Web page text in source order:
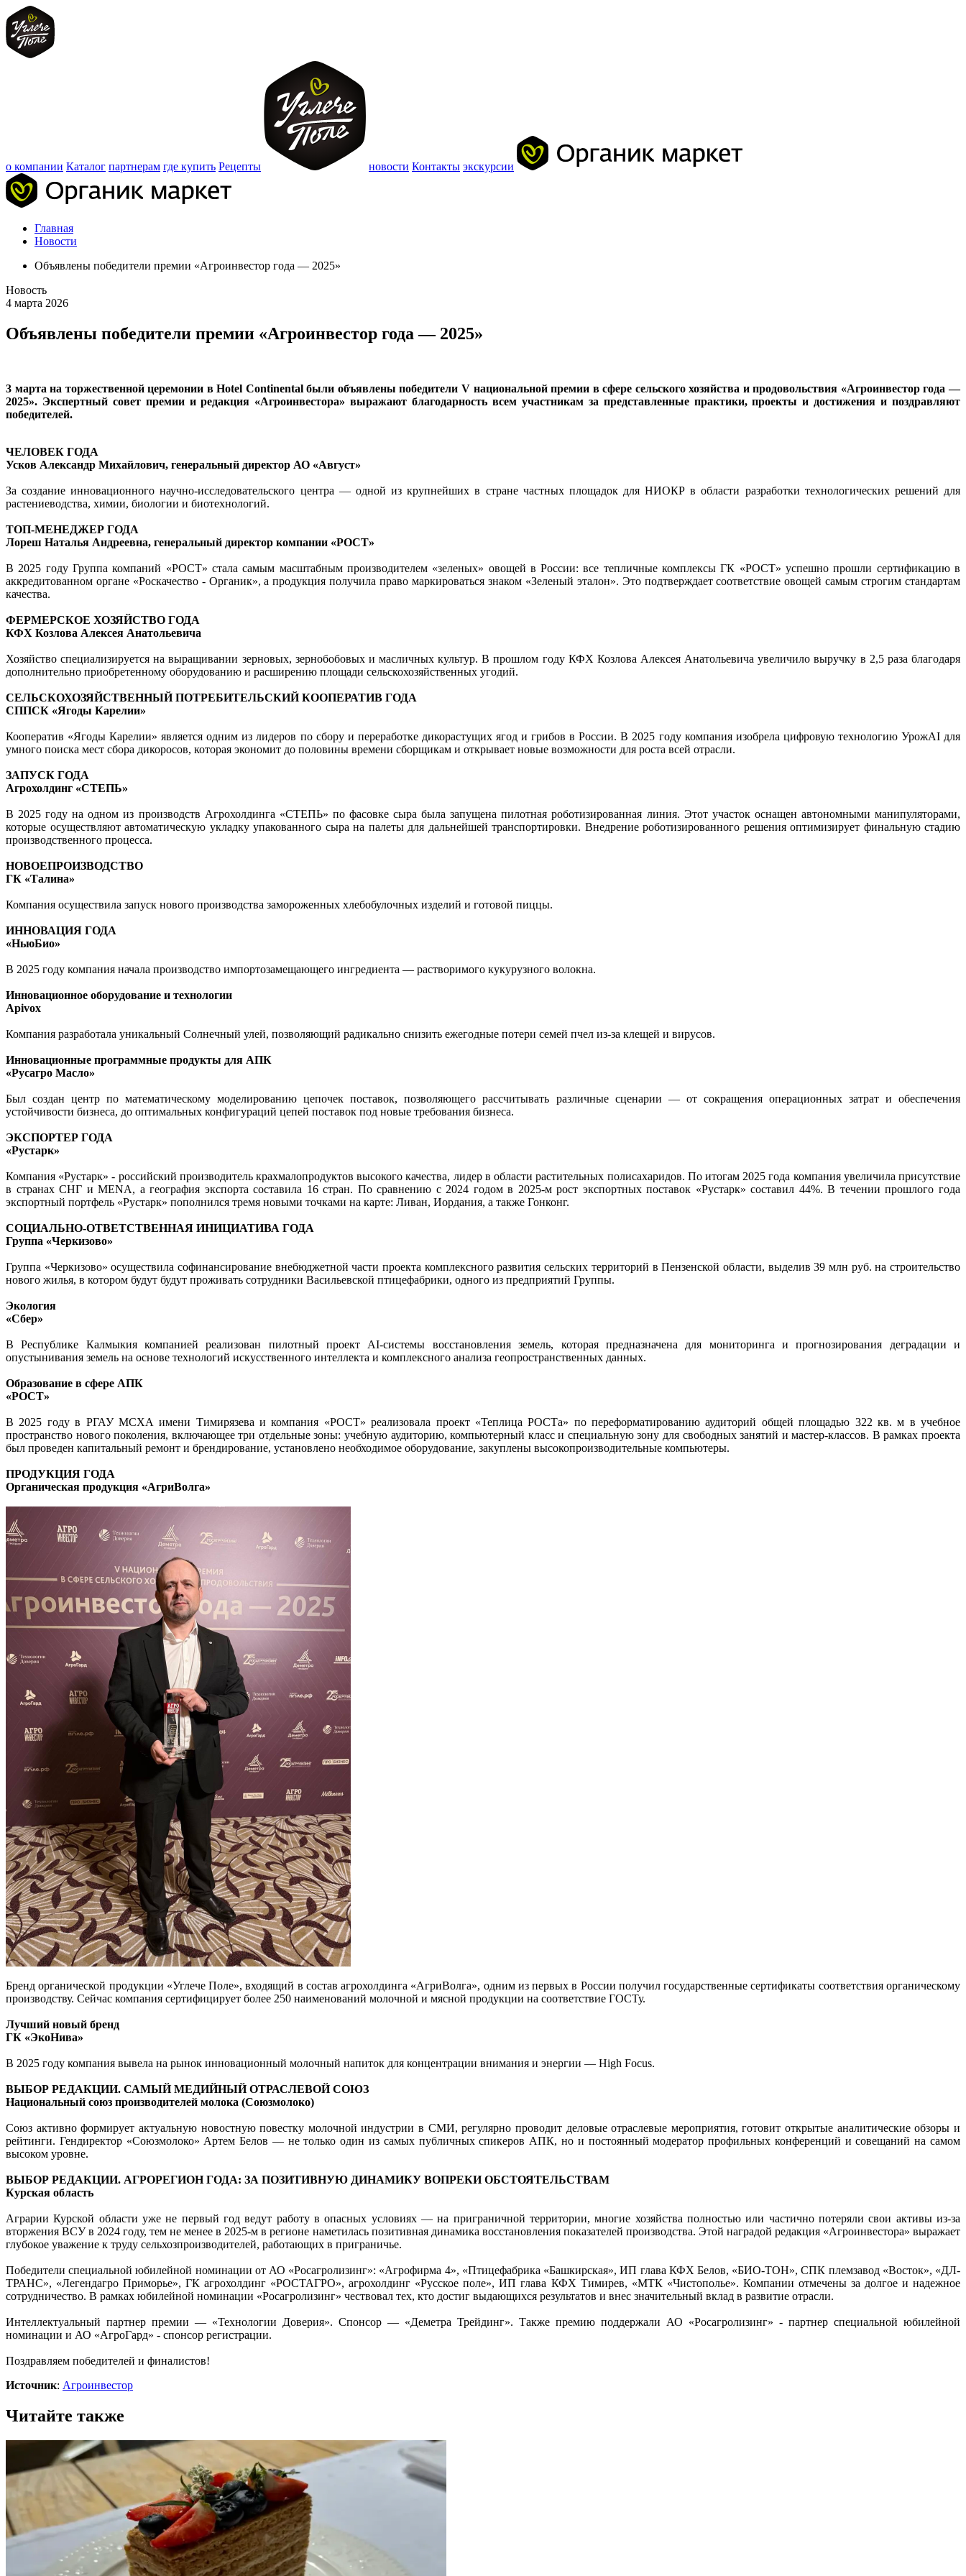
о компании Каталог партнерам где купить Рецепты новости Контакты экскурсии
Главная
Новости
Объявлены победители премии «Агроинвестор года — 2025»
Новость
4 марта 2026
Объявлены победители премии «Агроинвестор года — 2025»
3 марта на торжественной церемонии в Hotel Continental были объявлены победители V национальной премии в сфере сельского хозяйства и продовольствия «Агроинвестор года —
2025». Экспертный совет премии и редакция «Агроинвестора» выражают благодарность всем участникам за представленные практики, проекты и достижения и поздравляют
победителей.
ЧЕЛОВЕК ГОДА
Усков Александр Михайлович, генеральный директор АО «Август»
За создание инновационного научно-исследовательского центра — одной из крупнейших в стране частных площадок для НИОКР в области разработки технологических решений для
растениеводства, химии, биологии и биотехнологий.
ТОП-МЕНЕДЖЕР ГОДА
Лореш Наталья Андреевна, генеральный директор компании «РОСТ»
В 2025 году Группа компаний «РОСТ» стала самым масштабным производителем «зеленых» овощей в России: все тепличные комплексы ГК «РОСТ» успешно прошли сертификацию в
аккредитованном органе «Роскачество - Органик», а продукция получила право маркироваться знаком «Зеленый эталон». Это подтверждает соответствие овощей самым строгим стандартам
качества.
ФЕРМЕРСКОЕ ХОЗЯЙСТВО ГОДА
КФХ Козлова Алексея Анатольевича
Хозяйство специализируется на выращивании зерновых, зернобобовых и масличных культур. В прошлом году КФХ Козлова Алексея Анатольевича увеличило выручку в 2,5 раза благодаря
дополнительно приобретенному оборудованию и расширению площади сельскохозяйственных угодий.
СЕЛЬСКОХОЗЯЙСТВЕННЫЙ ПОТРЕБИТЕЛЬСКИЙ КООПЕРАТИВ ГОДА
СППСК «Ягоды Карелии»
Кооператив «Ягоды Карелии» является одним из лидеров по сбору и переработке дикорастущих ягод и грибов в России. В 2025 году компания изобрела цифровую технологию УрожAI для
умного поиска мест сбора дикоросов, которая экономит до половины времени сборщикам и открывает новые возможности для роста всей отрасли.
ЗАПУСК ГОДА
Агрохолдинг «СТЕПЬ»
В 2025 году на одном из производств Агрохолдинга «СТЕПЬ» по фасовке сыра была запущена пилотная роботизированная линия. Этот участок оснащен автономными манипуляторами,
которые осуществляют автоматическую укладку упакованного сыра на палеты для дальнейшей транспортировки. Внедрение роботизированного решения оптимизирует финальную стадию
производственного процесса.
НОВОЕПРОИЗВОДСТВО
ГК «Талина»
Компания осуществила запуск нового производства замороженных хлебобулочных изделий и готовой пиццы.
ИННОВАЦИЯ ГОДА
«НьюБио»
В 2025 году компания начала производство импортозамещающего ингредиента — растворимого кукурузного волокна.
Инновационное оборудование и технологии
Apivox
Компания разработала уникальный Солнечный улей, позволяющий радикально снизить ежегодные потери семей пчел из-за клещей и вирусов.
Инновационные программные продукты для АПК
«Русагро Масло»
Был создан центр по математическому моделированию цепочек поставок, позволяющего рассчитывать различные сценарии — от сокращения операционных затрат и обеспечения
устойчивости бизнеса, до оптимальных конфигураций цепей поставок под новые требования бизнеса.
ЭКСПОРТЕР ГОДА
«Рустарк»
Компания «Рустарк» - российский производитель крахмалопродуктов высокого качества, лидер в области растительных полисахаридов. По итогам 2025 года компания увеличила присутствие
в странах СНГ и MENA, а география экспорта составила 16 стран. По сравнению с 2024 годом в 2025-м рост экспортных поставок «Рустарк» составил 44%. В течении прошлого года
экспортный портфель «Рустарк» пополнился тремя новыми точками на карте: Ливан, Иордания, а также Гонконг.
СОЦИАЛЬНО-ОТВЕТСТВЕННАЯ ИНИЦИАТИВА ГОДА
Группа «Черкизово»
Группа «Черкизово» осуществила софинансирование внебюджетной части проекта комплексного развития сельских территорий в Пензенской области, выделив 39 млн руб. на строительство
нового жилья, в котором будут будут проживать сотрудники Васильевской птицефабрики, одного из предприятий Группы.
Экология
«Сбер»
В Республике Калмыкия компанией реализован пилотный проект AI-системы восстановления земель, которая предназначена для мониторинга и прогнозирования деградации и
опустынивания земель на основе технологий искусственного интеллекта и комплексного анализа геопространственных данных.
Образование в сфере АПК
«РОСТ»
В 2025 году в РГАУ МСХА имени Тимирязева и компания «РОСТ» реализовала проект «Теплица РОСТа» по переформатированию аудиторий общей площадью 322 кв. м в учебное
пространство нового поколения, включающее три отдельные зоны: учебную аудиторию, компьютерный класс и специальную зону для свободных занятий и мастер-классов. В рамках проекта
был проведен капитальный ремонт и брендирование, установлено необходимое оборудование, закуплены высокопроизводительные компьютеры.
ПРОДУКЦИЯ ГОДА
Органическая продукция «АгриВолга»
Бренд органической продукции «Углече Поле», входящий в состав агрохолдинга «АгриВолга», одним из первых в России получил государственные сертификаты соответствия органическому
производству. Сейчас компания сертифицирует более 250 наименований молочной и мясной продукции на соответствие ГОСТу.
Лучший новый бренд
ГК «ЭкоНива»
В 2025 году компания вывела на рынок инновационный молочный напиток для концентрации внимания и энергии — High Focus.
ВЫБОР РЕДАКЦИИ. САМЫЙ МЕДИЙНЫЙ ОТРАСЛЕВОЙ СОЮЗ
Национальный союз производителей молока (Союзмолоко)
Союз активно формирует актуальную новостную повестку молочной индустрии в СМИ, регулярно проводит деловые отраслевые мероприятия, готовит открытые аналитические обзоры и
рейтинги. Гендиректор «Союзмолоко» Артем Белов — не только один из самых публичных спикеров АПК, но и постоянный модератор профильных конференций и совещаний на самом
высоком уровне.
ВЫБОР РЕДАКЦИИ. АГРОРЕГИОН ГОДА: ЗА ПОЗИТИВНУЮ ДИНАМИКУ ВОПРЕКИ ОБСТОЯТЕЛЬСТВАМ
Курская область
Аграрии Курской области уже не первый год ведут работу в опасных условиях — на приграничной территории, многие хозяйства полностью или частично потеряли свои активы из-за
вторжения ВСУ в 2024 году, тем не менее в 2025-м в регионе наметилась позитивная динамика восстановления показателей производства. Этой наградой редакция «Агроинвестора» выражает
глубокое уважение к труду сельхозпроизводителей, работающих в приграничье.
Победители специальной юбилейной номинации от АО «Росагролизинг»: «Агрофирма 4», «Птицефабрика «Башкирская», ИП глава КФХ Белов, «БИО-ТОН», СПК племзавод «Восток», «ДЛ-
ТРАНС», «Легендагро Приморье», ГК агрохолдинг «РОСТАГРО», агрохолдинг «Русское поле», ИП глава КФХ Тимирев, «МТК «Чистополье». Компании отмечены за долгое и надежное
сотрудничество. В рамках юбилейной номинации «Росагролизинг» чествовал тех, кто достиг выдающихся результатов и внес значительный вклад в развитие отрасли.
Интеллектуальный партнер премии — «Технологии Доверия». Спонсор — «Деметра Трейдинг». Также премию поддержали АО «Росагролизинг» - партнер специальной юбилейной
номинации и АО «АгроГард» - спонсор регистрации.
Поздравляем победителей и финалистов!
Источник: Агроинвестор
Читайте также